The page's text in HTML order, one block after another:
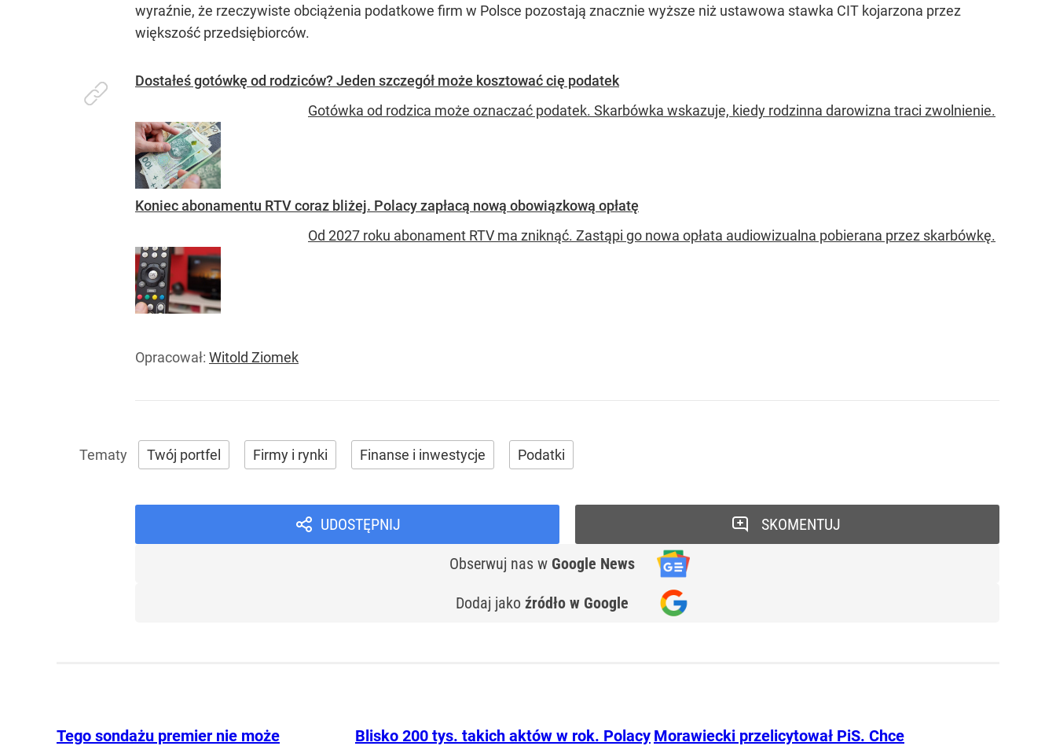
wyraźnie, że rzeczywiste obciążenia podatkowe firm w Polsce pozostają znacznie wyższe niż ustawowa stawka CIT kojarzona przez
większość przedsiębiorców.
Dostałeś gotówkę od rodziców? Jeden szczegół może kosztować cię podatek
Gotówka od rodzica może oznaczać podatek. Skarbówka wskazuje, kiedy rodzinna darowizna traci zwolnienie.
Koniec abonamentu RTV coraz bliżej. Polacy zapłacą nową obowiązkową opłatę
Od 2027 roku abonament RTV ma zniknąć. Zastąpi go nowa opłata audiowizualna pobierana przez skarbówkę.
Opracował: Witold Ziomek
Twój portfel Firmy i rynki Finanse i inwestycje Podatki
UDOSTĘPNIJ
Obserwuj nas w Google News
Dodaj jako źródło w Google
SKOMENTUJ
Tego sondażu premier nie może
Blisko 200 tys. takich aktów w rok. Polacy Morawiecki przelicytował PiS. Chce